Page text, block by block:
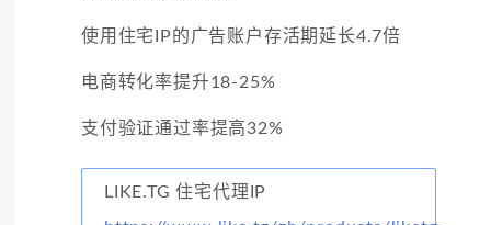
使用住宅IP的广告账户存活期延长4.7倍
电商转化率提升18-25%
支付验证通过率提高32%
LIKE.TG 住宅代理IP